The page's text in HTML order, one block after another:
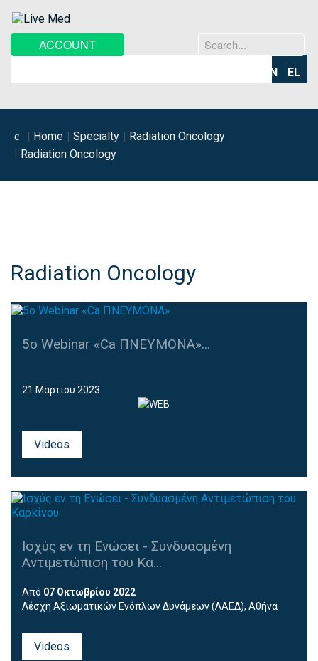
ACCOUNT
EN EL
Home Specialty
Radiation Oncology
Radiation Oncology
Radiation Oncology
5o Webinar «Ca ΠΝΕΥΜΟΝΑ»...
21 Μαρτίου 2023
Videos
Ισχύς εν τη Ενώσει - Συνδυασμένη
Αντιμετώπιση του Κα...
Από 07 Οκτωβρίου 2022
Λέσχη Αξιωματικών Ενόπλων Δυνάμεων (ΛΑΕΔ), Αθήνα
Videos